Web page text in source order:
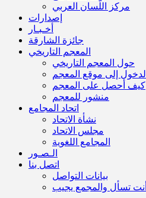
مركز اللّسان العربي
إصدارات
أخـبـار
جائزة الشارقة
المعجم التاريخي
حول المعجم التاريخي
الدخول إلى موقع المعجم
كيف أحصل على المعجم
منشور للمعجم
اتحاد المجامع
نشأة الاتحاد
مجلس الاتحاد
المجامع اللغوية
الـصـور
اتصل بنا
بيانات التواصل
أنت تسأل والمجمع يجيب